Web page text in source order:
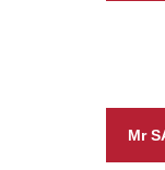
Mr